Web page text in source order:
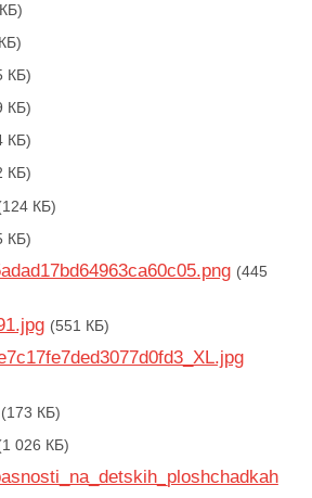
КБ)
КБ)
КБ)
КБ)
КБ)
КБ)
(445
(551 КБ)
(173 КБ)
026 КБ)